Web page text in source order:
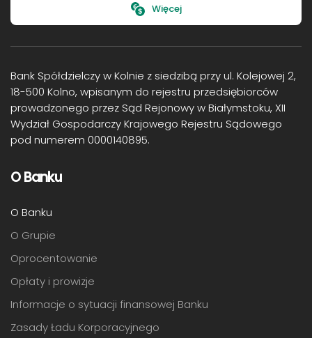
Więcej
Bank Spółdzielczy w Kolnie z siedzibą przy ul. Kolejowej 2,
18-500 Kolno, wpisanym do rejestru przedsiębiorców
prowadzonego przez Sąd Rejonowy w Białymstoku, XII
Wydział Gospodarczy Krajowego Rejestru Sądowego
pod numerem 0000140895.
O Banku
O Banku
O Grupie
Oprocentowanie
Opłaty i prowizje
Informacje o sytuacji finansowej Banku
Zasady Ładu Korporacyjnego